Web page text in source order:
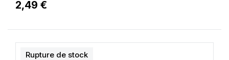
2,49 €
Rupture de stock